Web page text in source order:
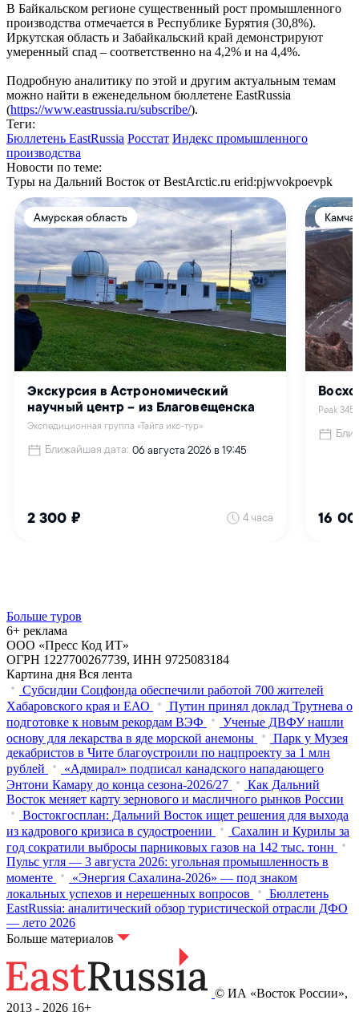
В Байкальском регионе существенный рост промышленного
производства отмечается в Республике Бурятия (30,8%).
Иркутская область и Забайкальский край демонстрируют
умеренный спад – соответственно на 4,2% и на 4,4%.
Подробную аналитику по этой и другим актуальным темам
можно найти в еженедельном бюллетене EastRussia
(https://www.eastrussia.ru/subscribe/).
Теги:
Бюллетень EastRussia Росстат Индекс промышленного
производства
Новости по теме:
Туры на Дальний Восток от BestArctic.ru erid:pjwvokpoevpk
Больше туров
6+ реклама
ООО «Пресс Код ИТ»
ОГРН 1227700267739, ИНН 9725083184
Картина дня Вся лента
Субсидии Соцфонда обеспечили работой 700 жителей
Хабаровского края и ЕАО
Путин принял доклад Трутнева о
подготовке к новым рекордам ВЭФ
Ученые ДВФУ нашли
основу для лекарства в яде морской анемоны
Парк у Музея
декабристов в Чите благоустроили по нацпроекту за 1 млн
рублей
«Адмирал» подписал канадского нападающего
Энтони Камару до конца сезона-2026/27
Как Дальний
Восток меняет карту зернового и масличного рынков России
Востокгосплан: Дальний Восток ищет решения для выхода
из кадрового кризиса в судостроении
Сахалин и Курилы за
год сократили выбросы парниковых газов на 142 тыс. тонн
Пульс угля — 3 августа 2026: угольная промышленность в
моменте
«Энергия Сахалина-2026» — под знаком
локальных успехов и нерешенных вопросов
Бюллетень
EastRussia: аналитический обзор туристической отрасли ДФО
— лето 2026
Больше материалов
© ИА «Восток России»,
2013 - 2026 16+